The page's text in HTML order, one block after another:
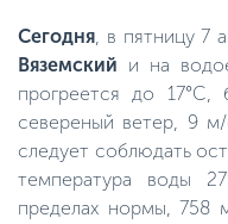
Сегодня, в пятницу 7
Вяземский и на
прогреется до 17°C,
севереный ветер, 9
следует соблюдать
температура воды
пределах нормы, 758